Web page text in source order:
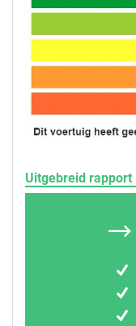
Uitgebreid rapport